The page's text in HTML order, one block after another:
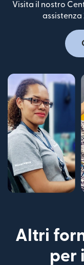
Visita il nostro
assistenza
Altri
per